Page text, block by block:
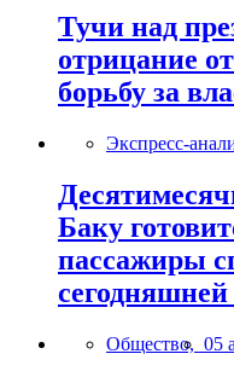
Тучи над
отрицание
борьбу за
Экспресс-
Баку
пассажиры
сегодняшней
Общество, 05